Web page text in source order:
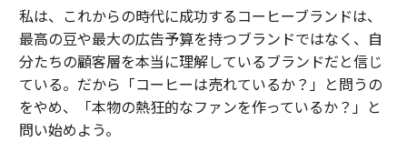
私は、これからの時代に成功するコーヒーブランドは、
最高の豆や最大の広告予算を持つブランドではなく、自
分たちの顧客層を本当に理解しているブランドだと信じ
ている。だから「コーヒーは売れているか？」と問うの
をやめ、「本物の熱狂的なファンを作っているか？」と
問い始めよう。